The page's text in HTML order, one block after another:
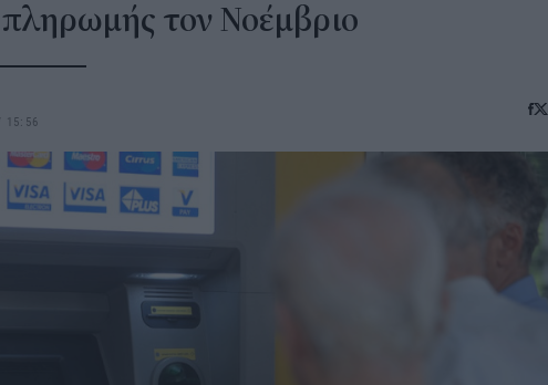
πληρωμής τον Νοέμβριο
15:56